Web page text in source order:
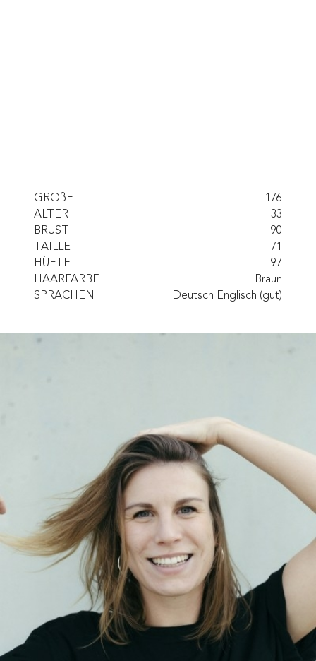
GRÖßE
176
ALTER
33
BRUST
90
TAILLE
71
HÜFTE
97
HAARFARBE
Braun
SPRACHEN
Deutsch Englisch (gut)